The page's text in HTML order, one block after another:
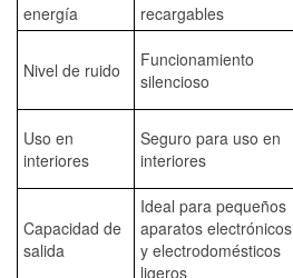
energía
recargables
Nivel de ruido
Funcionamiento
silencioso
Uso en
interiores
Seguro para uso en
interiores
Capacidad de
salida
Ideal para pequeños
aparatos electrónicos
y electrodomésticos
ligeros